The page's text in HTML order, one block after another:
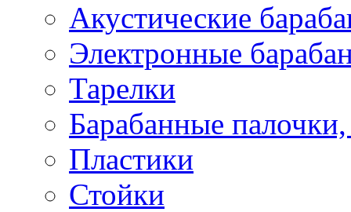
Акустические
Электронные
Тарелки
Барабанные
Пластики
Стойки